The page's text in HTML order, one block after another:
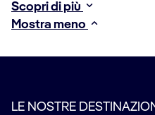
Scopri di più
Mostra meno
LE NOSTRE